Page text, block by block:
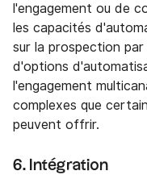
l'engagement ou de
les capacités
sur la prospection
d'options
l'engagement
complexes que
peuvent offrir.
6. Intégration